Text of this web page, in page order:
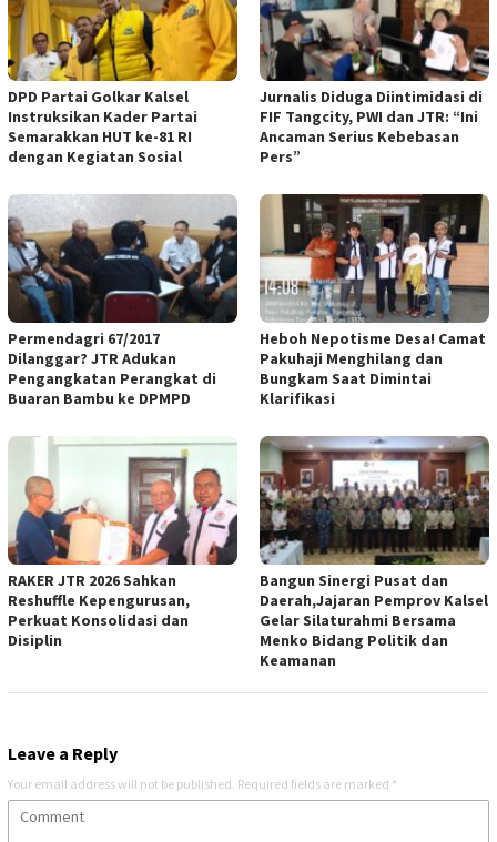
DPD Partai Golkar Kalsel
Instruksikan Kader Partai
Semarakkan HUT ke-81 RI
dengan Kegiatan Sosial
Jurnalis Diduga Diintimidasi di
FIF Tangcity, PWI dan JTR: “Ini
Ancaman Serius Kebebasan
Pers”
Permendagri 67/2017
Dilanggar? JTR Adukan
Pengangkatan Perangkat di
Buaran Bambu ke DPMPD
Heboh Nepotisme Desa! Camat
Pakuhaji Menghilang dan
Bungkam Saat Dimintai
Klarifikasi
RAKER JTR 2026 Sahkan
Reshuffle Kepengurusan,
Perkuat Konsolidasi dan
Disiplin
Bangun Sinergi Pusat dan
Daerah,Jajaran Pemprov Kalsel
Gelar Silaturahmi Bersama
Menko Bidang Politik dan
Keamanan
Leave a Reply
Your email address will not be published. Required fields are marked *